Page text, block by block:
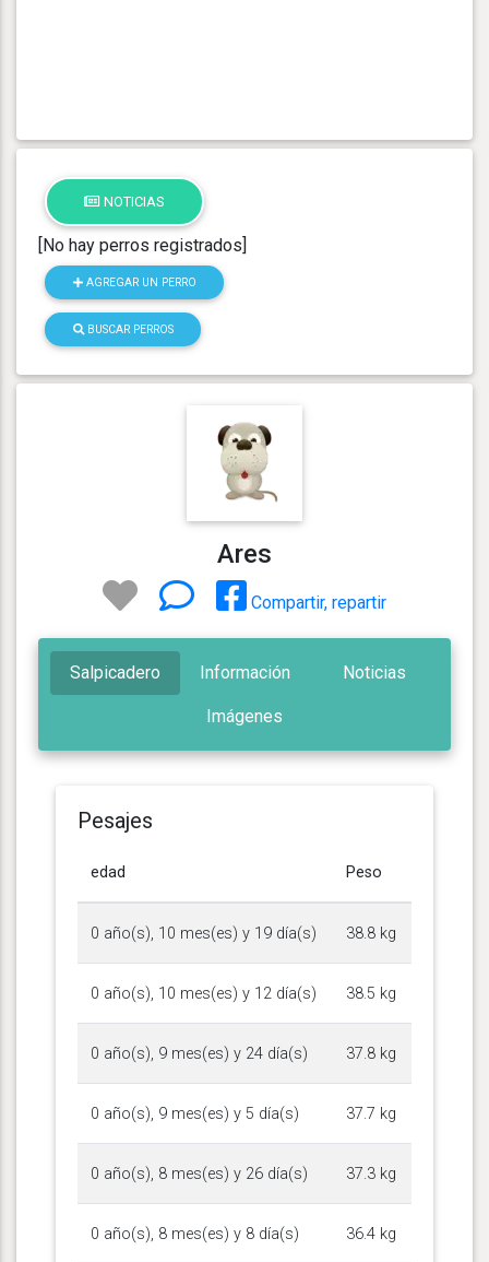
NOTICIAS
[No hay perros registrados]
AGREGAR UN PERRO
BUSCAR PERROS
Ares
Compartir, repartir
Salpicadero Información Noticias
Imágenes
Pesajes
edad Peso
0 año(s), 10 mes(es) y 19 día(s) 38.8 kg
0 año(s), 10 mes(es) y 12 día(s) 38.5 kg
0 año(s), 9 mes(es) y 24 día(s) 37.8 kg
0 año(s), 9 mes(es) y 5 día(s) 37.7 kg
0 año(s), 8 mes(es) y 26 día(s) 37.3 kg
0 año(s), 8 mes(es) y 8 día(s) 36.4 kg